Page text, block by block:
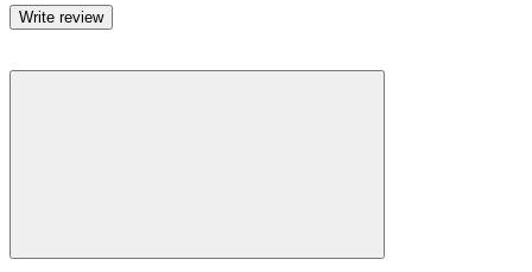
Write review